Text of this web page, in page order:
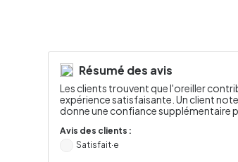
Résumé des avis
Les clients trouvent que l'oreiller
expérience satisfaisante. Un client
donne une confiance supplémentaire
Avis des clients :
Satisfait·e